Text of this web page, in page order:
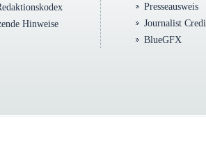
Hinweise
Presseausweis
Journalist
BlueGFX